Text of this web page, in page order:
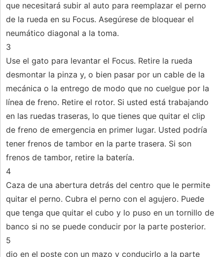
que necesitará subir al auto para reemplazar el perno
de la rueda en su Focus. Asegúrese de bloquear el
neumático diagonal a la toma.
3
Use el gato para levantar el Focus. Retire la rueda
desmontar la pinza y, o bien pasar por un cable de la
mecánica o la entrego de modo que no cuelgue por la
línea de freno. Retire el rotor. Si usted está trabajando
en las ruedas traseras, lo que tienes que quitar el clip
de freno de emergencia en primer lugar. Usted podría
tener frenos de tambor en la parte trasera. Si son
frenos de tambor, retire la batería.
4
Caza de una abertura detrás del centro que le permite
quitar el perno. Cubra el perno con el agujero. Puede
que tenga que quitar el cubo y lo puso en un tornillo de
banco si no se puede conducir por la parte posterior.
5
dio en el poste con un mazo y conducirlo a la parte